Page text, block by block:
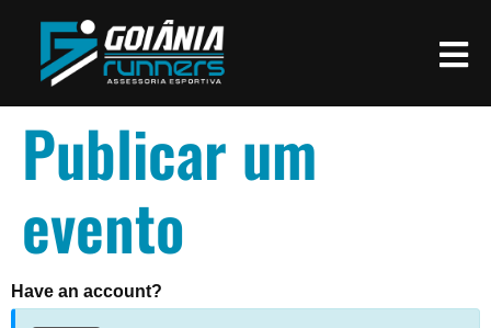
Publicar um
evento
Have an account?